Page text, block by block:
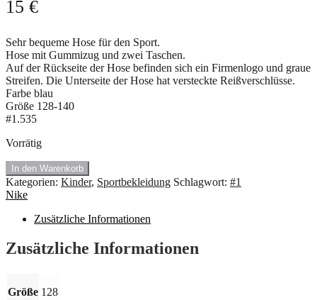
15 €
Sehr bequeme Hose für den Sport.
Hose mit Gummizug und zwei Taschen.
Auf der Rückseite der Hose befinden sich ein Firmenlogo und graue
Streifen. Die Unterseite der Hose hat versteckte Reißverschlüsse.
Farbe blau
Größe 128-140
#1.535
Vorrätig
🍇
#1.535
Leicht
Menge
In den Warenkorb
Kategorien: Kinder, Sportbekleidung Schlagwort: #1
Nike
Zusätzliche Informationen
Zusätzliche Informationen
Größe 128